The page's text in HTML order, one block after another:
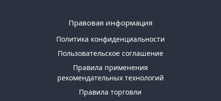
Правовая информация
Политика конфиденциальности
Пользовательское соглашение
Правила применения
рекомендательных технологий
Правила торговли